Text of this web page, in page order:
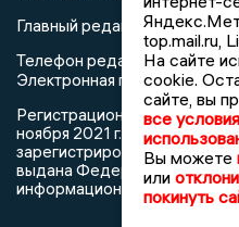
Главный редактор: Герцог
Телефон редакции: +7 903
Электронная почта
Регистрационный номер:
ноября 2021 г. согласно
зарегистрированных
выдана Федеральной
информационных
top.mail.ru,
На сайте
cookie.
сайте, вы
все условия
Вы можете
или
покинуть